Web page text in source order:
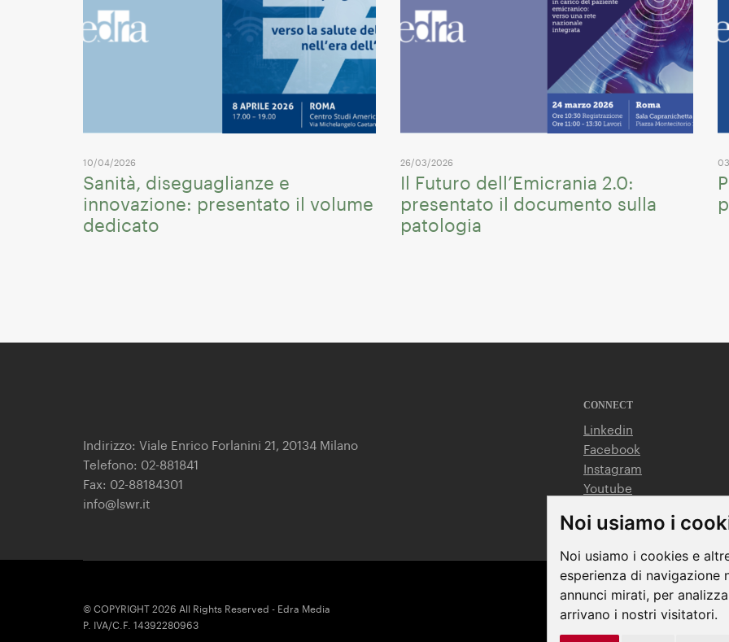
Noi usiamo i
Noi usiamo i cookies e
esperienza di
annunci mirati, per
arrivano i nostri visitatori.
10/04/2026
Sanità, diseguaglianze e
innovazione: presentato il volume
dedicato
26/03/2026
Il Futuro dell’Emicrania 2.0:
presentato il documento sulla
patologia
Indirizzo: Viale Enrico Forlanini 21, 20134 Milano
Telefono: 02-881841
Fax: 02-88184301
info@lswr.it
CONNECT
Linkedin
Facebook
Instagram
Youtube
© COPYRIGHT 2026 All Rights Reserved - Edra Media
P. IVA/C.F. 14392280963
Terms & Conditions